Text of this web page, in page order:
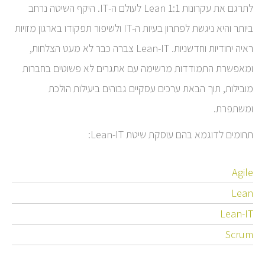
לתרגם את עקרונות Lean 1:1 לעולם ה-IT. היקף השיטה נרחב
ביותר והיא ניגשת לפתרון בעיות ה-IT ולשיפור תפקודו בארגון מזויות
ראיה יחודיות וחדשניות. Lean-IT צברה כבר לא מעט הצלחות,
ומאפשרת התמודדות מרשימה עם אתגרים לא פשוטים בחברות
מובילות, תוך הבאת ערכים עסקיים גבוהים ביעילות הולכת
ומשתפרת.
תחומים לדוגמא בהם עוסקת שיטת Lean-IT:
Agile
Lean
Lean-IT
Scrum